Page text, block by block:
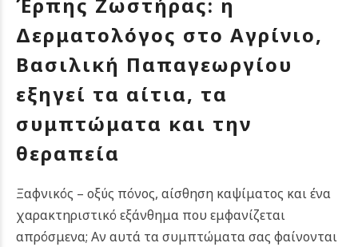
Έρπης Ζωστήρας: η
Δερματολόγος στο Αγρίνιο,
Βασιλική Παπαγεωργίου
εξηγεί τα αίτια, τα
συμπτώματα και την
θεραπεία
Ξαφνικός – οξύς πόνος, αίσθηση καψίματος και ένα
χαρακτηριστικό εξάνθημα που εμφανίζεται
απρόσμενα; Αν αυτά τα συμπτώματα σας φαίνονται